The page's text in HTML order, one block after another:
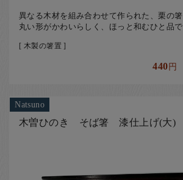
異なる木材を組み合わせて作られた、栗の
丸い形がかわいらしく、ほっと和むひと品で
[ 木製の箸置 ]
440円
Natsuno
木曽ひのき そば箸 漆仕上げ(大)